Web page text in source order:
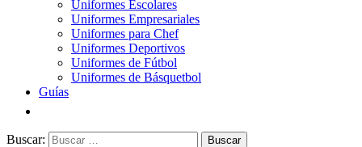
Uniformes Escolares
Uniformes Empresariales
Uniformes para Chef
Uniformes Deportivos
Uniformes de Fútbol
Uniformes de Básquetbol
Guías
Buscar: